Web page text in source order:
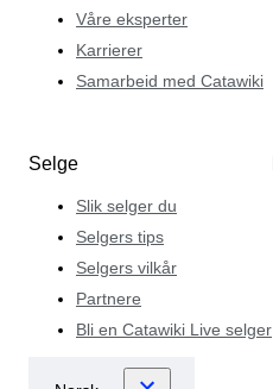
Våre eksperter
Karrierer
Samarbeid med Catawiki
Selge
Slik selger du
Selgers tips
Selgers vilkår
Partnere
Bli en Catawiki Live selger